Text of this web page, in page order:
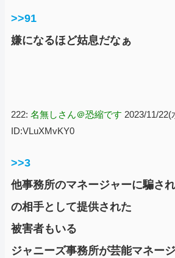
>>91
嫌になるほど姑息だなぁ
222: 名無しさん＠恐縮です 2023/11/22(
ID:VLuXMvKY0
>>3
他事務所のマネージャーに騙さ
の相手として提供された
被害者もいる
ジャニーズ事務所が芸能マネー